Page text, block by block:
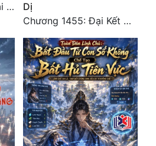
Chương 2588: Thời đại thần thoại (đại kết cục) (2)
Dị
Chương 1455: Đại Kết Cục (2)